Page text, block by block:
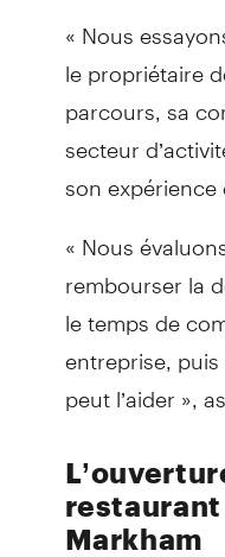
« Nous
le propriétaire
parcours, sa
secteur
son
« Nous
rembourser la
le temps de
entreprise,
peut l’aider »,
restaurant
Markham